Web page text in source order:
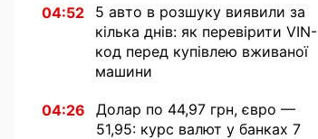
04:52
5 авто в розшуку виявили за
кілька днів: як перевірити VIN-
код перед купівлею вживаної
машини
04:26
Долар по 44,97 грн, євро —
51,95: курс валют у банках 7